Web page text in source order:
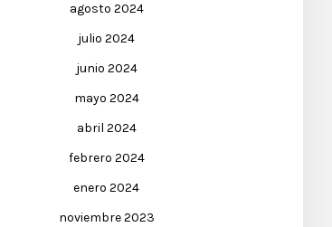
agosto 2024
julio 2024
junio 2024
mayo 2024
abril 2024
febrero 2024
enero 2024
noviembre 2023